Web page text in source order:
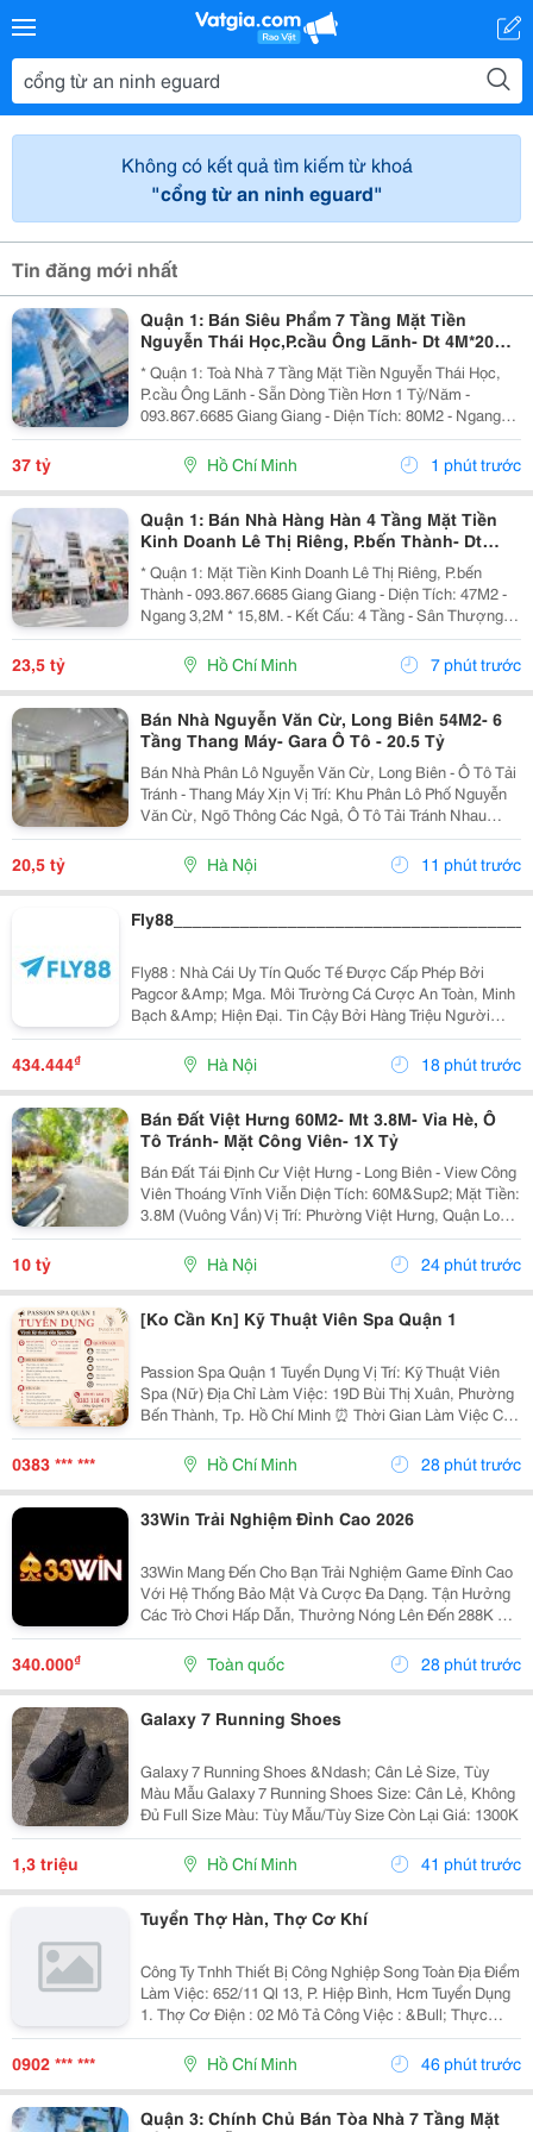
Không có kết quả tìm kiếm từ khoá
"cổng từ an ninh eguard"
Tin đăng mới nhất
Quận 1: Bán Siêu Phẩm 7 Tầng Mặt Tiền
Nguyễn Thái Học,P.cầu Ông Lãnh- Dt 4M*20M
Sh Vuông Đẹp- Dòng Tiền Đều Hơn 1 Tỷ/Năm-
Chính
* Quận 1: Toà Nhà 7 Tầng Mặt Tiền Nguyễn Thái Học,
P.cầu Ông Lãnh - Sẵn Dòng Tiền Hơn 1 Tỷ/Năm -
093.867.6685 Giang Giang - Diện Tích: 80M2 - Ngang
4M * 20M. - Kết Cấu: 7 Tầng - Thang Máy - 12 Phòng Mỗi
Tầng 2 Phòng Lớn. - Dòng Tiền Khai Thác Full...
37 tỷ Hồ Chí Minh 1 phút trước
Quận 1: Bán Nhà Hàng Hàn 4 Tầng Mặt Tiền
Kinh Doanh Lê Thị Riêng, P.bến Thành- Dt
47M2- Chính Chủ Giang Giang
* Quận 1: Mặt Tiền Kinh Doanh Lê Thị Riêng, P.bến
Thành - 093.867.6685 Giang Giang - Diện Tích: 47M2 -
Ngang 3,2M * 15,8M. - Kết Cấu: 4 Tầng - Sân Thượng. -
Sẵn Dòng Tiền Đều Hiện Đang Cho Nhà Hàn Hàn Quốc
Thuê. - Sổ Hồng Vuông Vức - Hoàn Công...
23,5 tỷ Hồ Chí Minh 7 phút trước
Bán Nhà Nguyễn Văn Cừ, Long Biên 54M2- 6
Tầng Thang Máy- Gara Ô Tô - 20.5 Tỷ
Bán Nhà Phân Lô Nguyễn Văn Cừ, Long Biên - Ô Tô Tải
Tránh - Thang Máy Xịn Vị Trí: Khu Phân Lô Phố Nguyễn
Văn Cừ, Ngõ Thông Các Ngả, Ô Tô Tải Tránh Nhau
Thoải Mái. Thông Số Nổi Bật: Diện Tích: 54M&Sup2; -
Mặt Tiền Siêu Đẹp: 5M. Kết Cấu: Nhà 6...
20,5 tỷ Hà Nội 11 phút trước
Fly88 : Nhà Cái Uy Tín Quốc Tế Được Cấp Phép Bởi
Pagcor &Amp; Mga. Môi Trường Cá Cược An Toàn, Minh
Bạch &Amp; Hiện Đại. Tin Cậy Bởi Hàng Triệu Người
Chơi!
434.444₫ Hà Nội 18 phút trước
Bán Đất Việt Hưng 60M2- Mt 3.8M- Vỉa Hè, Ô
Tô Tránh- Mặt Công Viên- 1X Tỷ
Bán Đất Tái Định Cư Việt Hưng - Long Biên - View Công
Viên Thoáng Vĩnh Viễn Diện Tích: 60M&Sup2; Mặt Tiền:
3.8M (Vuông Vắn) Vị Trí: Phường Việt Hưng, Quận Long
Biên - Khu Vực Hạ Tầng Đồng Bộ, Giao Thông Kết Nối
Hoàn Hảo. Vị Trí &Amp; Tiện Ích...
10 tỷ Hà Nội 24 phút trước
[Ko Cần Kn] Kỹ Thuật Viên Spa Quận 1
Passion Spa Quận 1 Tuyển Dụng Vị Trí: Kỹ Thuật Viên
Spa (Nữ) Địa Chỉ Làm Việc: 19D Bùi Thị Xuân, Phường
Bến Thành, Tp. Hồ Chí Minh ⏰ Thời Gian Làm Việc Ca
1: 10:00 - 22:00 Ca 2: 12:00 - 00:00 Nghỉ 04
Ngày/Tháng. Mô Tả Công Việc - Thực...
0383 *** *** Hồ Chí Minh 28 phút trước
33Win Trải Nghiệm Đỉnh Cao 2026
33Win Mang Đến Cho Bạn Trải Nghiệm Game Đỉnh Cao
Với Hệ Thống Bảo Mật Và Cược Đa Dạng. Tận Hưởng
Các Trò Chơi Hấp Dẫn, Thưởng Nóng Lên Đến 288K Khi
Đăng Ký. Tham Gia Ngay Hôm Nay Để Không Bỏ Lỡ Cơ
Hội Thắng Lớn! Website: Https://33Win.party/ ...
340.000₫ Toàn quốc 28 phút trước
Galaxy 7 Running Shoes
Galaxy 7 Running Shoes &Ndash; Cân Lẻ Size, Tùy
Màu Mẫu Galaxy 7 Running Shoes Size: Cân Lẻ, Không
Đủ Full Size Màu: Tùy Mẫu/Tùy Size Còn Lại Giá: 1300K
1,3 triệu Hồ Chí Minh 41 phút trước
Tuyển Thợ Hàn, Thợ Cơ Khí
Công Ty Tnhh Thiết Bị Công Nghiệp Song Toàn Địa Điểm
Làm Việc: 652/11 Ql 13, P. Hiệp Bình, Hcm Tuyển Dụng
1. Thợ Cơ Điện : 02 Mô Tả Công Việc : &Bull; Thực
Hiện Các Công Việc Lắp Đặt Điện Cho Hệ Thống Lò Sấy,
Máy Khuấy Và Các Sản Phẩm Có...
0902 *** *** Hồ Chí Minh 46 phút trước
Quận 3: Chính Chủ Bán Tòa Nhà 7 Tầng Mặt